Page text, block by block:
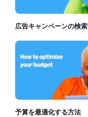
広告キャンペーンの検索
予算を最適化する方法